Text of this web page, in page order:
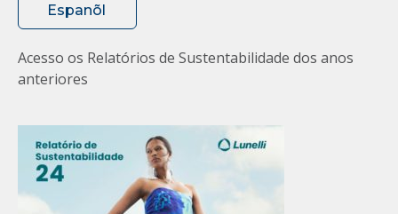
Espanõl
Acesso os Relatórios de Sustentabilidade dos anos
anteriores